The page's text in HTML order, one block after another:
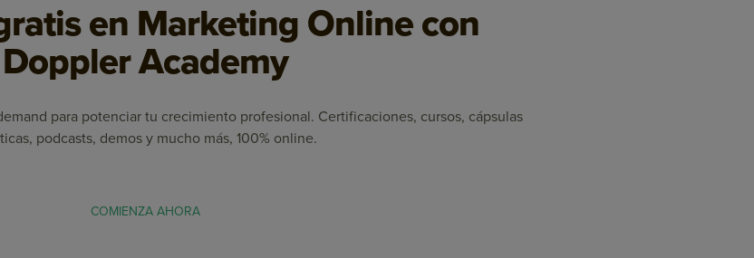
en Marketing Online con
Doppler Academy
para potenciar tu crecimiento profesional. Certificaciones, cursos, cápsulas
podcasts, demos y mucho más, 100% online.
COMIENZA AHORA